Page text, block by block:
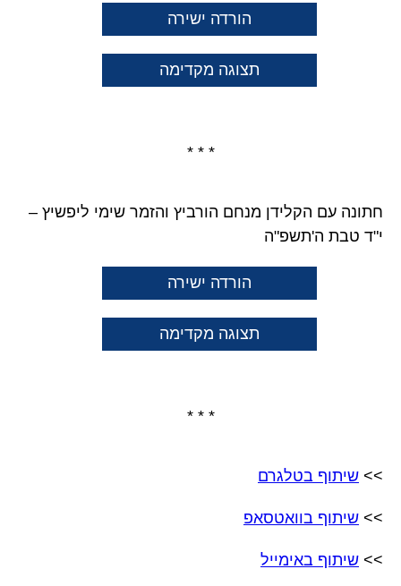
הורדה ישירה
תצוגה מקדימה
* * *
חתונה עם הקלידן מנחם הורביץ והזמר שימי ליפשיץ –
י"ד טבת ה'תשפ"ה
הורדה ישירה
תצוגה מקדימה
* * *
>> שיתוף בטלגרם
>> שיתוף בוואטסאפ
>> שיתוף באימייל